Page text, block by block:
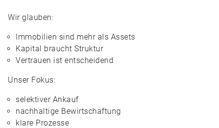
Wir glauben:
Immobilien sind mehr als Assets
Kapital braucht Struktur
Vertrauen ist entscheidend
Unser Fokus:
selektiver Ankauf
nachhaltige Bewirtschaftung
klare Prozesse